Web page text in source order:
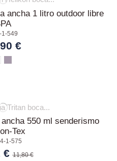
ancha 1 litro outdoor libre
1-549
€
550 ml senderismo
Tex
1-575
€11,80 €